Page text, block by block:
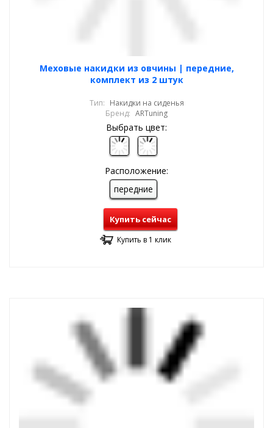
Меховые накидки из овчины | передние,
комплект из 2 штук
Тип: Накидки на сиденья
Бренд: ARTuning
Выбрать цвет:
Расположение:
передние
Купить сейчас
Купить в 1 клик